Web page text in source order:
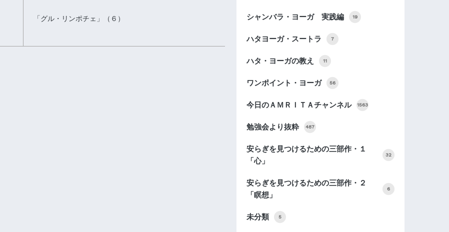
「グル・リンポチェ」（６） シャンバラ・ヨーガ 実践編 19
ハタヨーガ・スートラ 7
ハタ・ヨーガの教え 11
ワンポイント・ヨーガ 56
今日のＡＭＲＩＴＡチャンネル 1563
勉強会より抜粋 487
安らぎを見つけるための三部作・１
「心」
32
安らぎを見つけるための三部作・２
「瞑想」
6
未分類 5